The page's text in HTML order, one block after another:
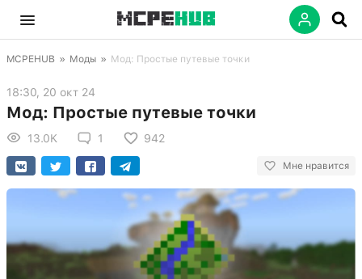
MCPEHUB » Моды » Мод: Простые путевые точки
18:30, 20 окт 24
Мод: Простые путевые точки
13.0K 1 942
Мне нравится